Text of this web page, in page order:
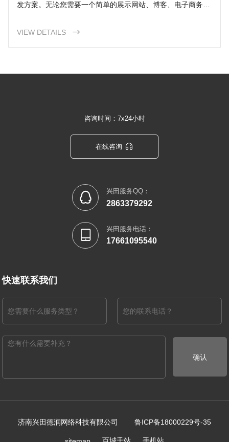
发方案。无论您需要一个简单的展示网站、博客、电子商务平
方案。
VIEW DETAILS 
咨询时间：7x24小时
在线咨询 
 兴田服务QQ：
2863379292
 兴田服务电话：
17661095540
快速联系我们
确认
济南兴田德润网络科技有限公司 鲁ICP备18000229号-35